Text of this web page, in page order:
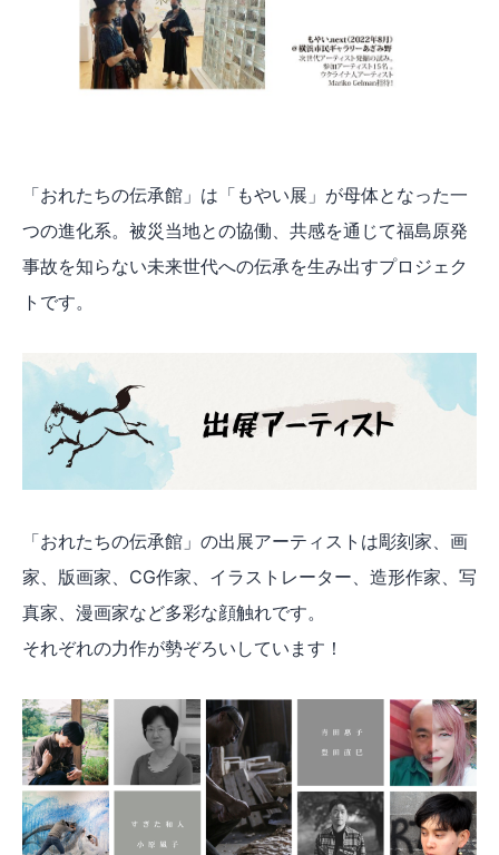
「おれたちの伝承館」は「もやい展」が母体となった一
つの進化系。被災当地との協働、共感を通じて福島原発
事故を知らない未来世代への伝承を生み出すプロジェク
トです。
「おれたちの伝承館」の出展アーティストは彫刻家、画
家、版画家、CG作家、イラストレーター、造形作家、写
真家、漫画家など多彩な顔触れです。
それぞれの力作が勢ぞろいしています！